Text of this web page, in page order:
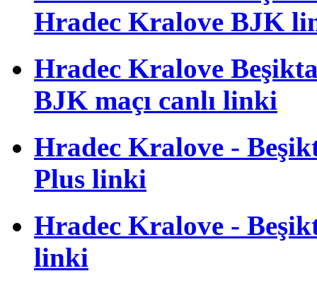
Hradec Kralove BJK
Hradec Kralove
BJK maçı canlı linki
Hradec Kralove -
Plus linki
Hradec Kralove -
linki